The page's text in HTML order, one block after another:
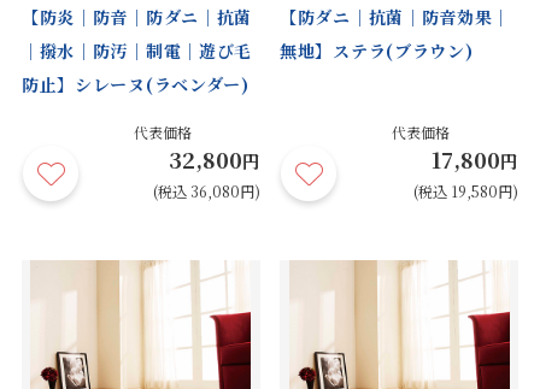
【防炎｜防音｜防ダニ｜抗菌
｜撥水｜防汚｜制電｜遊び毛
防止】シレーヌ(ラベンダー)
代表価格
32,800円
(税込 36,080円)
【防ダニ｜抗菌｜防音効果｜
無地】ステラ(ブラウン)
代表価格
17,800円
(税込 19,580円)